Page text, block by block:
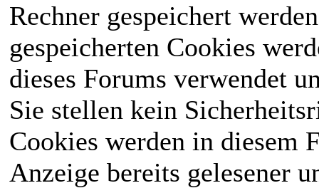
Rechner gespeichert
gespeicherten Cookies
dieses Forums verwendet
Sie stellen kein
Cookies werden in diesem
Anzeige bereits gelesener